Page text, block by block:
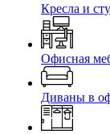
Кресла и
Офисная
Диваны в